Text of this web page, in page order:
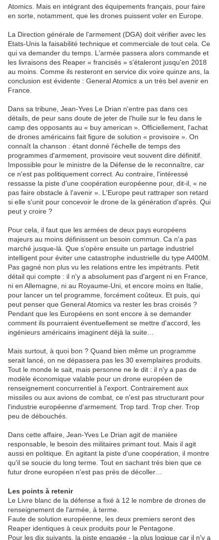
Atomics. Mais en intégrant des équipements français, pour faire
en sorte, notamment, que les drones puissent voler en Europe.
La Direction générale de l'armement (DGA) doit vérifier avec les
Etats-Unis la faisabilité technique et commerciale de tout cela. Ce
qui va demander du temps. L'armée passera alors commande et
les livraisons des Reaper « francisés » s'étaleront jusqu'en 2018
au moins. Comme ils resteront en service dix voire quinze ans, la
conclusion est évidente : General Atomics a un très bel avenir en
France.
Dans sa tribune, Jean-Yves Le Drian n'entre pas dans ces
détails, de peur sans doute de jeter de l'huile sur le feu dans le
camp des opposants au « buy american ». Officiellement, l'achat
de drones américains fait figure de solution « provisoire ». On
connaît la chanson : étant donné l'échelle de temps des
programmes d'armement, provisoire veut souvent dire définitif.
Impossible pour le ministre de la Défense de le reconnaître, car
ce n'est pas politiquement correct. Au contraire, l'intéressé
ressasse la piste d'une coopération européenne pour, dit-il, « ne
pas faire obstacle à l'avenir ». L'Europe peut rattraper son retard
si elle s'unit pour concevoir le drone de la génération d'après. Qui
peut y croire ?
Pour cela, il faut que les armées de deux pays européens
majeurs au moins définissent un besoin commun. Ca n'a pas
marché jusque-là. Que s'opère ensuite un partage industriel
intelligent pour éviter une catastrophe industrielle du type A400M.
Pas gagné non plus vu les relations entre les impétrants. Petit
détail qui compte : il n'y a absolument pas d'argent ni en France,
ni en Allemagne, ni au Royaume-Uni, et encore moins en Italie,
pour lancer un tel programme, forcément coûteux. Et puis, qui
peut penser que General Atomics va rester les bras croisés ?
Pendant que les Européens en sont encore à se demander
comment ils pourraient éventuellement se mettre d'accord, les
ingénieurs américains imaginent déjà la suite…
Mais surtout, à quoi bon ? Quand bien même un programme
serait lancé, on ne dépassera pas les 30 exemplaires produits.
Tout le monde le sait, mais personne ne le dit : il n'y a pas de
modèle économique valable pour un drone européen de
renseignement concurrentiel à l'export. Contrairement aux
missiles ou aux avions de combat, ce n'est pas structurant pour
l'industrie européenne d'armement. Trop tard. Trop cher. Trop
peu de débouchés.
Dans cette affaire, Jean-Yves Le Drian agit de manière
responsable, le besoin des militaires primant tout. Mais il agit
aussi en politique. En agitant la piste d'une coopération, il montre
qu'il se soucie du long terme. Tout en sachant très bien que ce
futur drone européen n'est pas près de décoller…
Les points à retenir
Le Livre blanc de la défense a fixé à 12 le nombre de drones de
renseignement de l'armée, à terme.
Faute de solution européenne, les deux premiers seront des
Reaper identiques à ceux produits pour le Pentagone.
Pour les dix suivants, la piste engagée - la plus logique car il n'y a